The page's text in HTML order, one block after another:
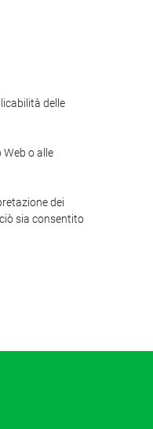
delle
o alle
dei
sia consentito